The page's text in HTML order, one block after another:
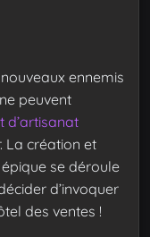
ennemis
peuvent
d’artisanat
La création et
épique se déroule
d’invoquer
des ventes !